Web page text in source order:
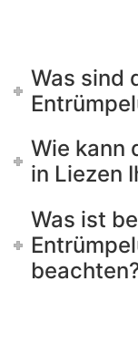
Was sind
Wie kann
in Liezen
Was ist